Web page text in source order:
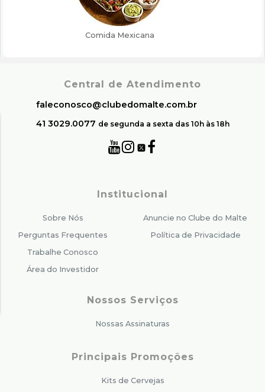
Central de Atendimento
faleconosco@clubedomalte.com.br
41 3029.0077 de segunda a sexta das 10h às 18h
Institucional
Sobre Nós
Perguntas Frequentes
Trabalhe Conosco
Área do Investidor
Anuncie no Clube do Malte
Política de Privacidade
Nossos Serviços
Nossas Assinaturas
Principais Promoções
Kits de Cervejas